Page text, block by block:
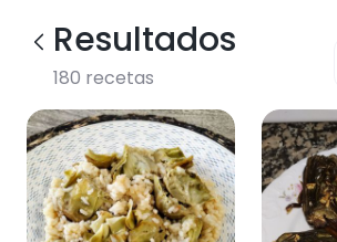
Resultados
180 recetas